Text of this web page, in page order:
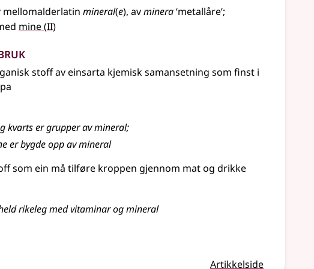
mellomalderlatin mineral(e), avminera‘metallåre’;
mine(2
II)
stoff av einsarta kjemisk samansetning som finst i
kvarts er grupper av mineral;
er bygde opp av mineral
som ein må tilføre kroppen gjennom mat og drikke
rikeleg med vitaminar og mineral
Artikkelside